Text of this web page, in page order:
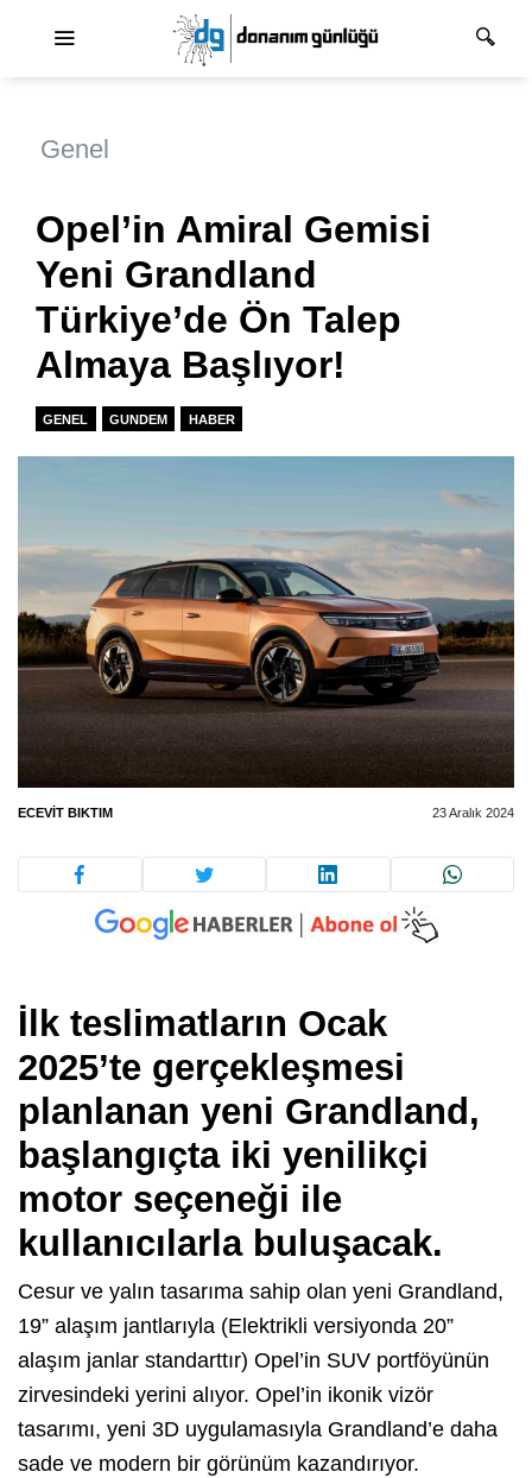
Genel
Opel’in Amiral Gemisi
Yeni Grandland
Türkiye’de Ön Talep
Almaya Başlıyor!
GENEL GUNDEM HABER
ECEVIT BIKTIM 23 Aralık 2024
İlk teslimatların Ocak
2025’te gerçekleşmesi
planlanan yeni Grandland,
başlangıçta iki yenilikçi
motor seçeneği ile
kullanıcılarla buluşacak.
Cesur ve yalın tasarıma sahip olan yeni Grandland,
19” alaşım jantlarıyla (Elektrikli versiyonda 20”
alaşım janlar standarttır) Opel’in SUV portföyünün
zirvesindeki yerini alıyor. Opel’in ikonik vizör
tasarımı, yeni 3D uygulamasıyla Grandland’e daha
sade ve modern bir görünüm kazandırıyor.